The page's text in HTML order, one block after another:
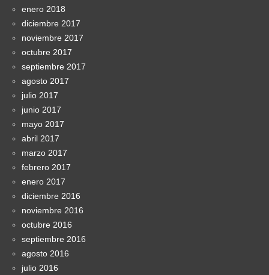
enero 2018
diciembre 2017
noviembre 2017
octubre 2017
septiembre 2017
agosto 2017
julio 2017
junio 2017
mayo 2017
abril 2017
marzo 2017
febrero 2017
enero 2017
diciembre 2016
noviembre 2016
octubre 2016
septiembre 2016
agosto 2016
julio 2016